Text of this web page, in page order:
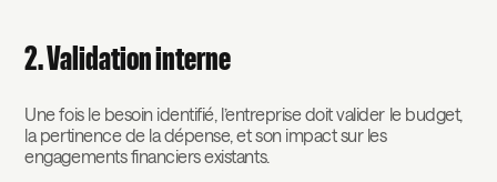
2. Validation interne
Une fois le besoin identifié, l’entreprise doit valider le budget,
la pertinence de la dépense, et son impact sur les
engagements financiers existants.